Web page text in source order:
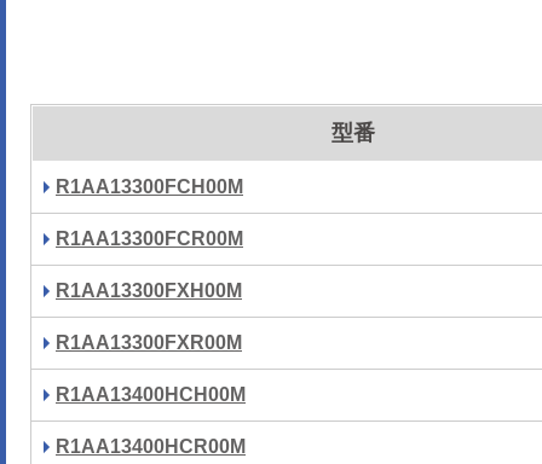
型番
R1AA13300FCH00M
R1AA13300FCR00M
R1AA13300FXH00M
R1AA13300FXR00M
R1AA13400HCH00M
R1AA13400HCR00M